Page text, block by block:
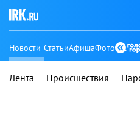
Новости СтатьиАфишаФото
Лента Происшествия